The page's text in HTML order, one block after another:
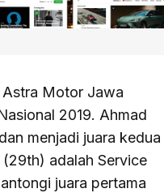
Motor Jawa
2019. Ahmad
menjadi juara kedua
adalah Service
juara pertama